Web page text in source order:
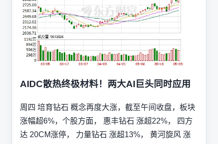
AIDC散热终极材料！两大AI巨头同时应用
周四 培育钻石 概念再度大涨，截至午间收盘，板块
涨幅超6%，个股方面， 惠丰钻石 涨超22%， 四方
达 20CM涨停， 力量钻石 涨超13%， 黄河旋风 涨